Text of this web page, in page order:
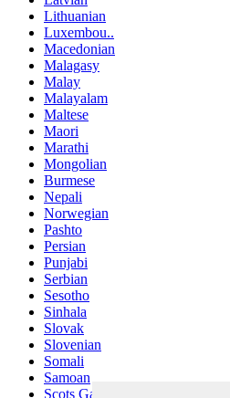
Lithuanian
Luxembou..
Macedonian
Malagasy
Malay
Malayalam
Maltese
Maori
Marathi
Mongolian
Burmese
Nepali
Norwegian
Pashto
Persian
Punjabi
Serbian
Sesotho
Sinhala
Slovak
Slovenian
Somali
Samoan
Scots Gaelic